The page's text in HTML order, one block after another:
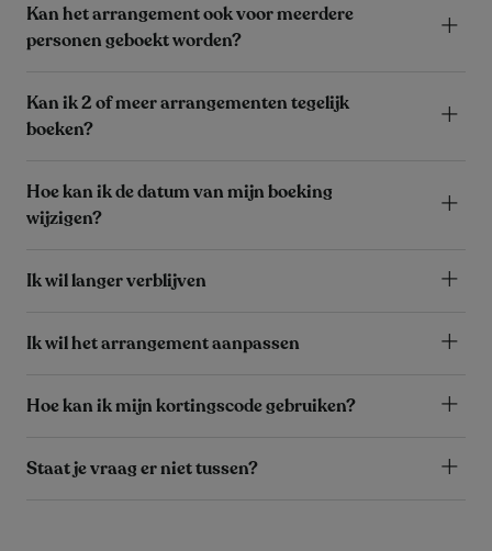
Kan het arrangement ook voor meerdere
personen geboekt worden?
Kan ik 2 of meer arrangementen tegelijk
boeken?
Hoe kan ik de datum van mijn boeking
wijzigen?
Ik wil langer verblijven
Ik wil het arrangement aanpassen
Hoe kan ik mijn kortingscode gebruiken?
Staat je vraag er niet tussen?